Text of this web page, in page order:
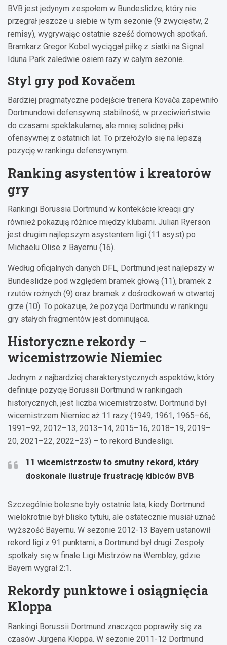
BVB jest jedynym zespołem w Bundeslidze, który nie
przegrał jeszcze u siebie w tym sezonie (9 zwycięstw, 2
remisy), wygrywając ostatnie sześć domowych spotkań.
Bramkarz Gregor Kobel wyciągał piłkę z siatki na Signal
Iduna Park zaledwie osiem razy w całym sezonie.
Styl gry pod Kovačem
Bardziej pragmatyczne podejście trenera Kovača zapewniło
Dortmundowi defensywną stabilność, w przeciwieństwie
do czasami spektakularnej, ale mniej solidnej piłki
ofensywnej z ostatnich lat. To przełożyło się na lepszą
pozycję w rankingu defensywnym.
Ranking asystentów i kreatorów
gry
Rankingi Borussia Dortmund w kontekście kreacji gry
również pokazują różnice między klubami. Julian Ryerson
jest drugim najlepszym asystentem ligi (11 asyst) po
Michaelu Olise z Bayernu (16).
Według oficjalnych danych DFL, Dortmund jest najlepszy w
Bundeslidze pod względem bramek głową (11), bramek z
rzutów rożnych (9) oraz bramek z dośrodkowań w otwartej
grze (10). To pokazuje, że pozycja Dortmundu w rankingu
gry stałych fragmentów jest dominująca.
Historyczne rekordy –
wicemistrzowie Niemiec
Jednym z najbardziej charakterystycznych aspektów, który
definiuje pozycję Borussii Dortmund w rankingach
historycznych, jest liczba wicemistrzostw. Dortmund był
wicemistrzem Niemiec aż 11 razy (1949, 1961, 1965–66,
1991–92, 2012–13, 2013–14, 2015–16, 2018–19, 2019–
20, 2021–22, 2022–23) – to rekord Bundesligi.
11 wicemistrzostw to smutny rekord, który
doskonale ilustruje frustrację kibiców BVB
Szczególnie bolesne były ostatnie lata, kiedy Dortmund
wielokrotnie był blisko tytułu, ale ostatecznie musiał uznać
wyższość Bayernu. W sezonie 2012-13 Bayern ustanowił
rekord ligi z 91 punktami, a Dortmund był drugi. Zespoły
spotkały się w finale Ligi Mistrzów na Wembley, gdzie
Bayern wygrał 2:1.
Rekordy punktowe i osiągnięcia
Kloppa
Rankingi Borussii Dortmund znacząco poprawiły się za
czasów Jürgena Kloppa. W sezonie 2011-12 Dortmund